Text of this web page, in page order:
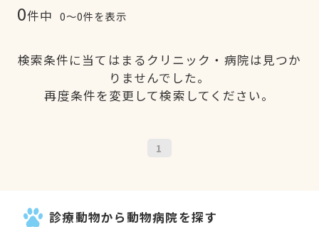
0件中 0〜0件を表示
検索条件に当てはまるクリニック・病院は見つか
りませんでした。
再度条件を変更して検索してください。
1
診療動物から動物病院を探す